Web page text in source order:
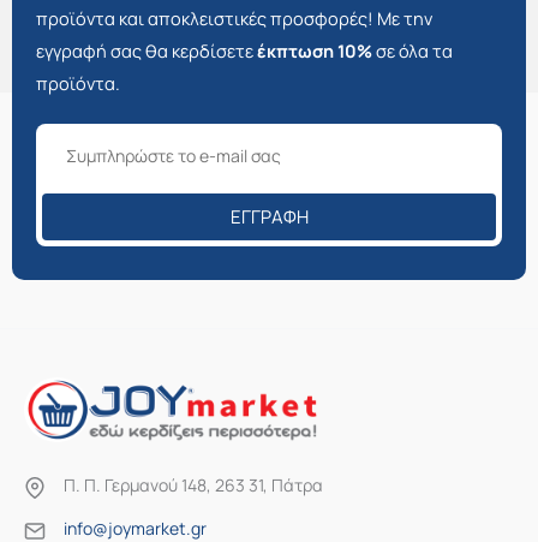
προϊόντα και αποκλειστικές προσφορές! Με την
εγγραφή σας θα κερδίσετεέκπτωση 10%σε όλα τα
προϊόντα.
ΕΓΓΡΑΦΉ
Π. Π. Γερμανού 148, 263 31, Πάτρα
info@joymarket.gr